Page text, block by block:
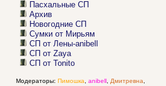
Пасхальные СП
Архив
Новогодние СП
Сумки от Мирьям
СП от Лены-anibell
СП от Zaya
СП от Tonito
Модераторы: Пимошка anibell, Дмитревна